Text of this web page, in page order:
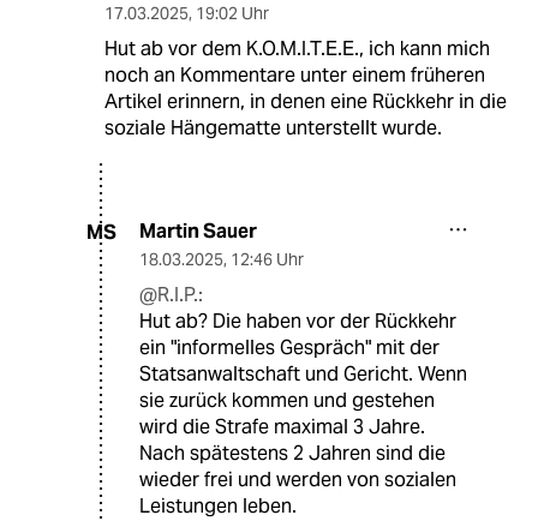
17.03.2025, 19:02 Uhr
Hut ab vor dem K.O.M.I.T.E.E., ich kann mich
noch an Kommentare unter einem früheren
Artikel erinnern, in denen eine Rückkehr in die
soziale Hängematte unterstellt wurde.
MS Martin Sauer
18.03.2025, 12:46 Uhr
@R.I.P.:
Hut ab? Die haben vor der Rückkehr
ein "informelles Gespräch" mit der
Statsanwaltschaft und Gericht. Wenn
sie zurück kommen und gestehen
wird die Strafe maximal 3 Jahre.
Nach spätestens 2 Jahren sind die
wieder frei und werden von sozialen
Leistungen leben.